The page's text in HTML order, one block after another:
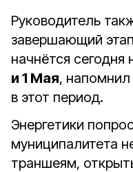
Руководитель
завершающий
начнётся сегодня
и 1 Мая,
в этот период.
Энергетики
муниципалитета
траншеям,